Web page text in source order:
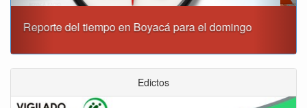
Este domingo habrá cierres viales en Tunja
Edictos